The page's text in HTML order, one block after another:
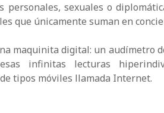
personales, sexuales o
que únicamente suman en
maquinita digital: un audímetro
infinitas lecturas
tipos móviles llamada Internet.